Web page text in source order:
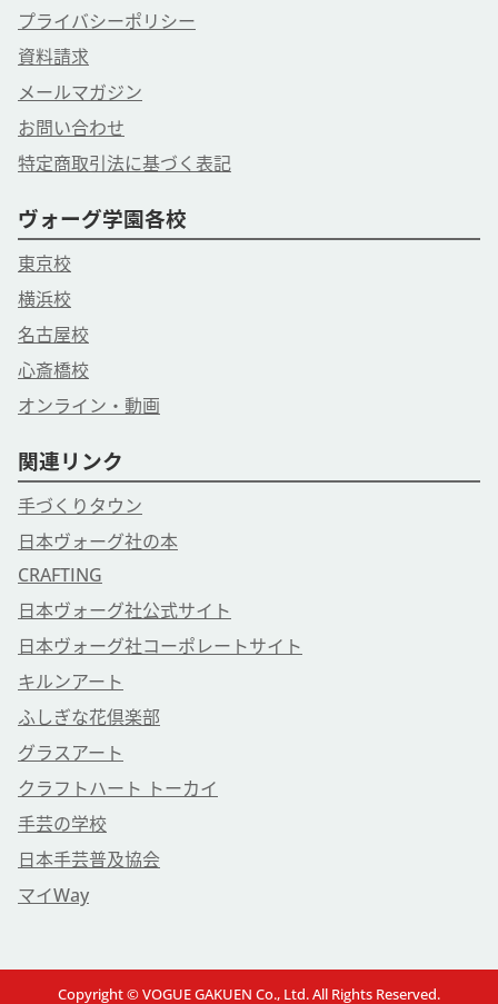
プライバシーポリシー
資料請求
メールマガジン
お問い合わせ
特定商取引法に基づく表記
ヴォーグ学園各校
東京校
横浜校
名古屋校
心斎橋校
オンライン・動画
関連リンク
手づくりタウン
日本ヴォーグ社の本
CRAFTING
日本ヴォーグ社公式サイト
日本ヴォーグ社コーポレートサイト
キルンアート
ふしぎな花倶楽部
グラスアート
クラフトハート トーカイ
手芸の学校
日本手芸普及協会
マイWay
Copyright © VOGUE GAKUEN Co., Ltd. All Rights Reserved.